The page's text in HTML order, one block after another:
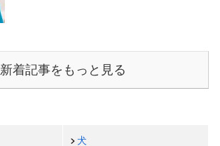
新着記事をもっと見る
犬